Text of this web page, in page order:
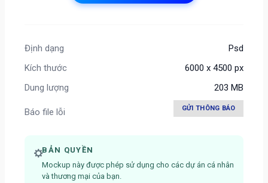
Định dạng
Psd
Kích thước
6000 x 4500 px
Dung lượng
203 MB
Báo file lỗi GỬI THÔNG BÁO
BẢN QUYỀN
Mockup này được phép sử dụng cho các dự án cá nhân
và thương mại của bạn.